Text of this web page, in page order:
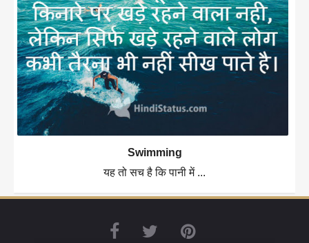
Swimming
यह तो सच है कि पानी में ...